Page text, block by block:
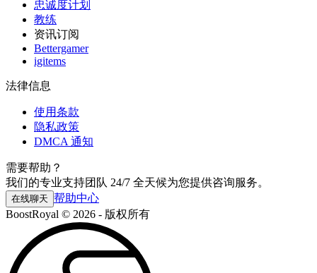
忠诚度计划
教练
资讯订阅
Bettergamer
igitems
法律信息
使用条款
隐私政策
DMCA 通知
需要帮助？
我们的专业支持团队 24/7 全天候为您提供咨询服务。
在线聊天 帮助中心
BoostRoyal © 2026 - 版权所有